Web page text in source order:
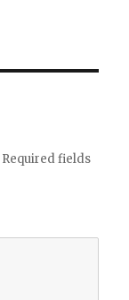
Required fields